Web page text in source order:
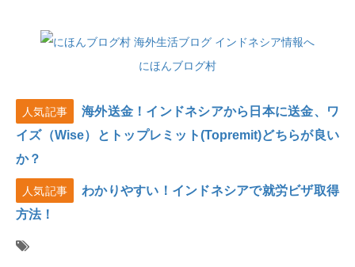
にほんブログ村
人気記事
海外送金！インドネシアから日本に送金、ワ
イズ（Wise）とトップレミット(Topremit)どちらが良い
か？
人気記事
わかりやすい！インドネシアで就労ビザ取得
方法！